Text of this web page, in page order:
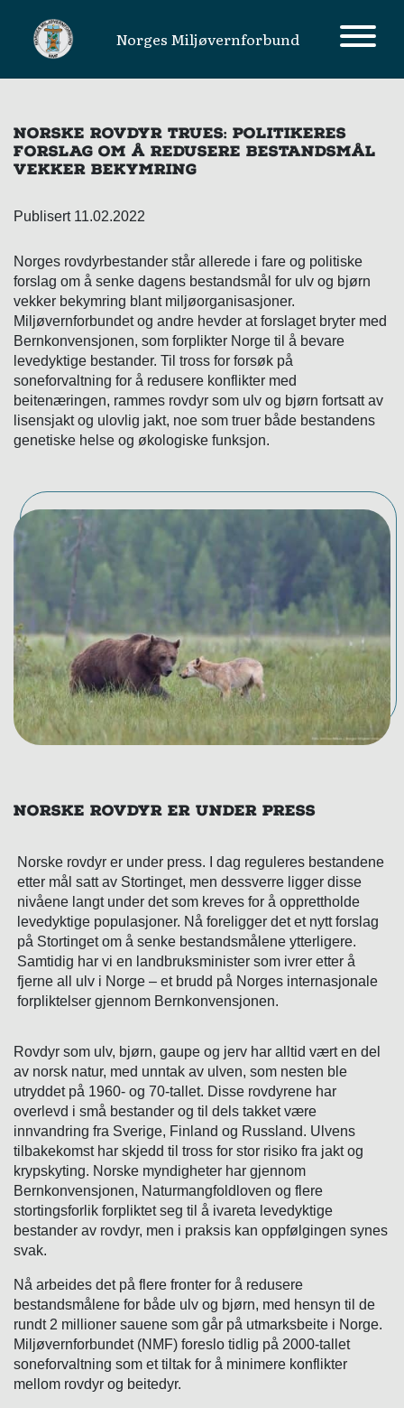
MAIN NAVIGATIONNorges Miljøvernforbund
NORSKE ROVDYR TRUES: POLITIKERES
FORSLAG OM Å REDUSERE BESTANDSMÅL
VEKKER BEKYMRING
Publisert 11.02.2022
Norges rovdyrbestander står allerede i fare og politiske
forslag om å senke dagens bestandsmål for ulv og bjørn
vekker bekymring blant miljøorganisasjoner.
Miljøvernforbundet og andre hevder at forslaget bryter med
Bernkonvensjonen, som forplikter Norge til å bevare
levedyktige bestander. Til tross for forsøk på
soneforvaltning for å redusere konflikter med
beitenæringen, rammes rovdyr som ulv og bjørn fortsatt av
lisensjakt og ulovlig jakt, noe som truer både bestandens
genetiske helse og økologiske funksjon.
NORSKE ROVDYR ER UNDER PRESS
Norske rovdyr er under press. I dag reguleres bestandene
etter mål satt av Stortinget, men dessverre ligger disse
nivåene langt under det som kreves for å opprettholde
levedyktige populasjoner. Nå foreligger det et nytt forslag
på Stortinget om å senke bestandsmålene ytterligere.
Samtidig har vi en landbruksminister som ivrer etter å
fjerne all ulv i Norge – et brudd på Norges internasjonale
forpliktelser gjennom Bernkonvensjonen.
Rovdyr som ulv, bjørn, gaupe og jerv har alltid vært en del
av norsk natur, med unntak av ulven, som nesten ble
utryddet på 1960- og 70-tallet. Disse rovdyrene har
overlevd i små bestander og til dels takket være
innvandring fra Sverige, Finland og Russland. Ulvens
tilbakekomst har skjedd til tross for stor risiko fra jakt og
krypskyting. Norske myndigheter har gjennom
Bernkonvensjonen, Naturmangfoldloven og flere
stortingsforlik forpliktet seg til å ivareta levedyktige
bestander av rovdyr, men i praksis kan oppfølgingen synes
svak.
Nå arbeides det på flere fronter for å redusere
bestandsmålene for både ulv og bjørn, med hensyn til de
rundt 2 millioner sauene som går på utmarksbeite i Norge.
Miljøvernforbundet (NMF) foreslo tidlig på 2000-tallet
soneforvaltning som et tiltak for å minimere konflikter
mellom rovdyr og beitedyr.